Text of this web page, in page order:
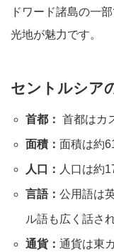
ドワード諸島の一
光地が魅力です。
セントルシア
首都： 首都はカ
面積： 面積は約
人口： 人口は約
言語： 公用語は
ル語も広く話さ
通貨： 通貨は東